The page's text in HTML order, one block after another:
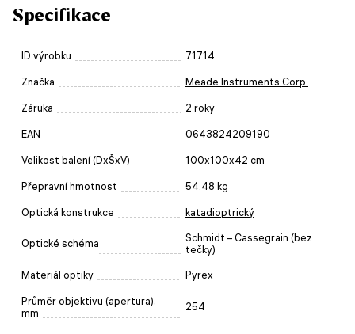
Specifikace
ID výrobku 71714
Značka Meade Instruments Corp.
Záruka 2 roky
EAN 0643824209190
Velikost balení (DxŠxV) 100x100x42 cm
Přepravní hmotnost 54.48 kg
Optická konstrukce katadioptrický
Optické schéma
Schmidt – Cassegrain (bez
tečky)
Materiál optiky Pyrex
Průměr objektivu (apertura),
mm
254